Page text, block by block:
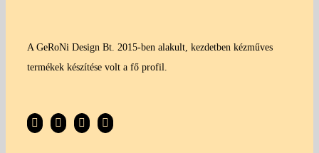
A GeRoNi Design Bt. 2015-ben alakult, kezdetben kézműves
termékek készítése volt a fő profil.